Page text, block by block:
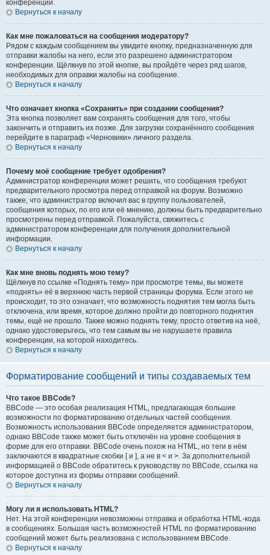
конференции.
Вернуться к началу
Как мне пожаловаться на сообщения модератору?
Рядом с каждым сообщением вы увидите кнопку, предназначенную для
отправки жалобы на него, если это разрешено администратором
конференции. Щёлкнув по этой кнопке, вы пройдёте через ряд шагов,
необходимых для оправки жалобы на сообщение.
Вернуться к началу
Что означает кнопка «Сохранить» при создании сообщения?
Эта кнопка позволяет вам сохранять сообщения для того, чтобы
закончить и отправить их позже. Для загрузки сохранённого сообщения
перейдите в параграф «Черновики» личного раздела.
Вернуться к началу
Почему моё сообщение требует одобрения?
Администратор конференции может решить, что сообщения требуют
предварительного просмотра перед отправкой на форум. Возможно
также, что администратор включил вас в группу пользователей,
сообщения которых, по его или её мнению, должны быть предварительно
просмотрены перед отправкой. Пожалуйста, свяжитесь с
администратором конференции для получения дополнительной
информации.
Вернуться к началу
Как мне вновь поднять мою тему?
Щёлкнув по ссылке «Поднять тему» при просмотре темы, вы можете
«поднять» её в верхнюю часть первой страницы форума. Если этого не
происходит, то это означает, что возможность поднятия тем могла быть
отключена, или время, которое должно пройти до повторного поднятия
темы, ещё не прошло. Также можно поднять тему, просто ответив на неё,
однако удостоверьтесь, что тем самым вы не нарушаете правила
конференции, на которой находитесь.
Вернуться к началу
Форматирование сообщений и типы создаваемых тем
Что такое BBCode?
BBCode — это особая реализация HTML, предлагающая большие
возможности по форматированию отдельных частей сообщения.
Возможность использования BBCode определяется администратором,
однако BBCode также может быть отключён на уровне сообщения в
форме для его отправки. BBCode очень похож на HTML, но теги в нём
заключаются в квадратные скобки [ и ], а не в < и >. За дополнительной
информацией о BBCode обратитесь к руководству по BBCode, ссылка на
которое доступна из формы отправки сообщений.
Вернуться к началу
Могу ли я использовать HTML?
Нет. На этой конференции невозможны отправка и обработка HTML-кода
в сообщениях. Большая часть возможностей HTML по форматированию
сообщений может быть реализована с использованием BBCode.
Вернуться к началу